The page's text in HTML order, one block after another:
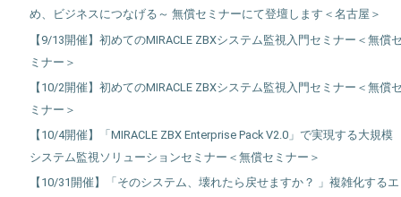
め、ビジネスにつなげる～ 無償セミナーにて登壇します＜名古屋＞
【9/13開催】初めてのMIRACLE ZBXシステム監視入門セミナー＜無償
ミナー＞
【10/2開催】初めてのMIRACLE ZBXシステム監視入門セミナー＜無償
ミナー＞
【10/4開催】「MIRACLE ZBX Enterprise Pack V2.0」で実現する大規模
システム監視ソリューションセミナー＜無償セミナー＞
【10/31開催】「そのシステム、壊れたら戻せますか？ 」複雑化するエ